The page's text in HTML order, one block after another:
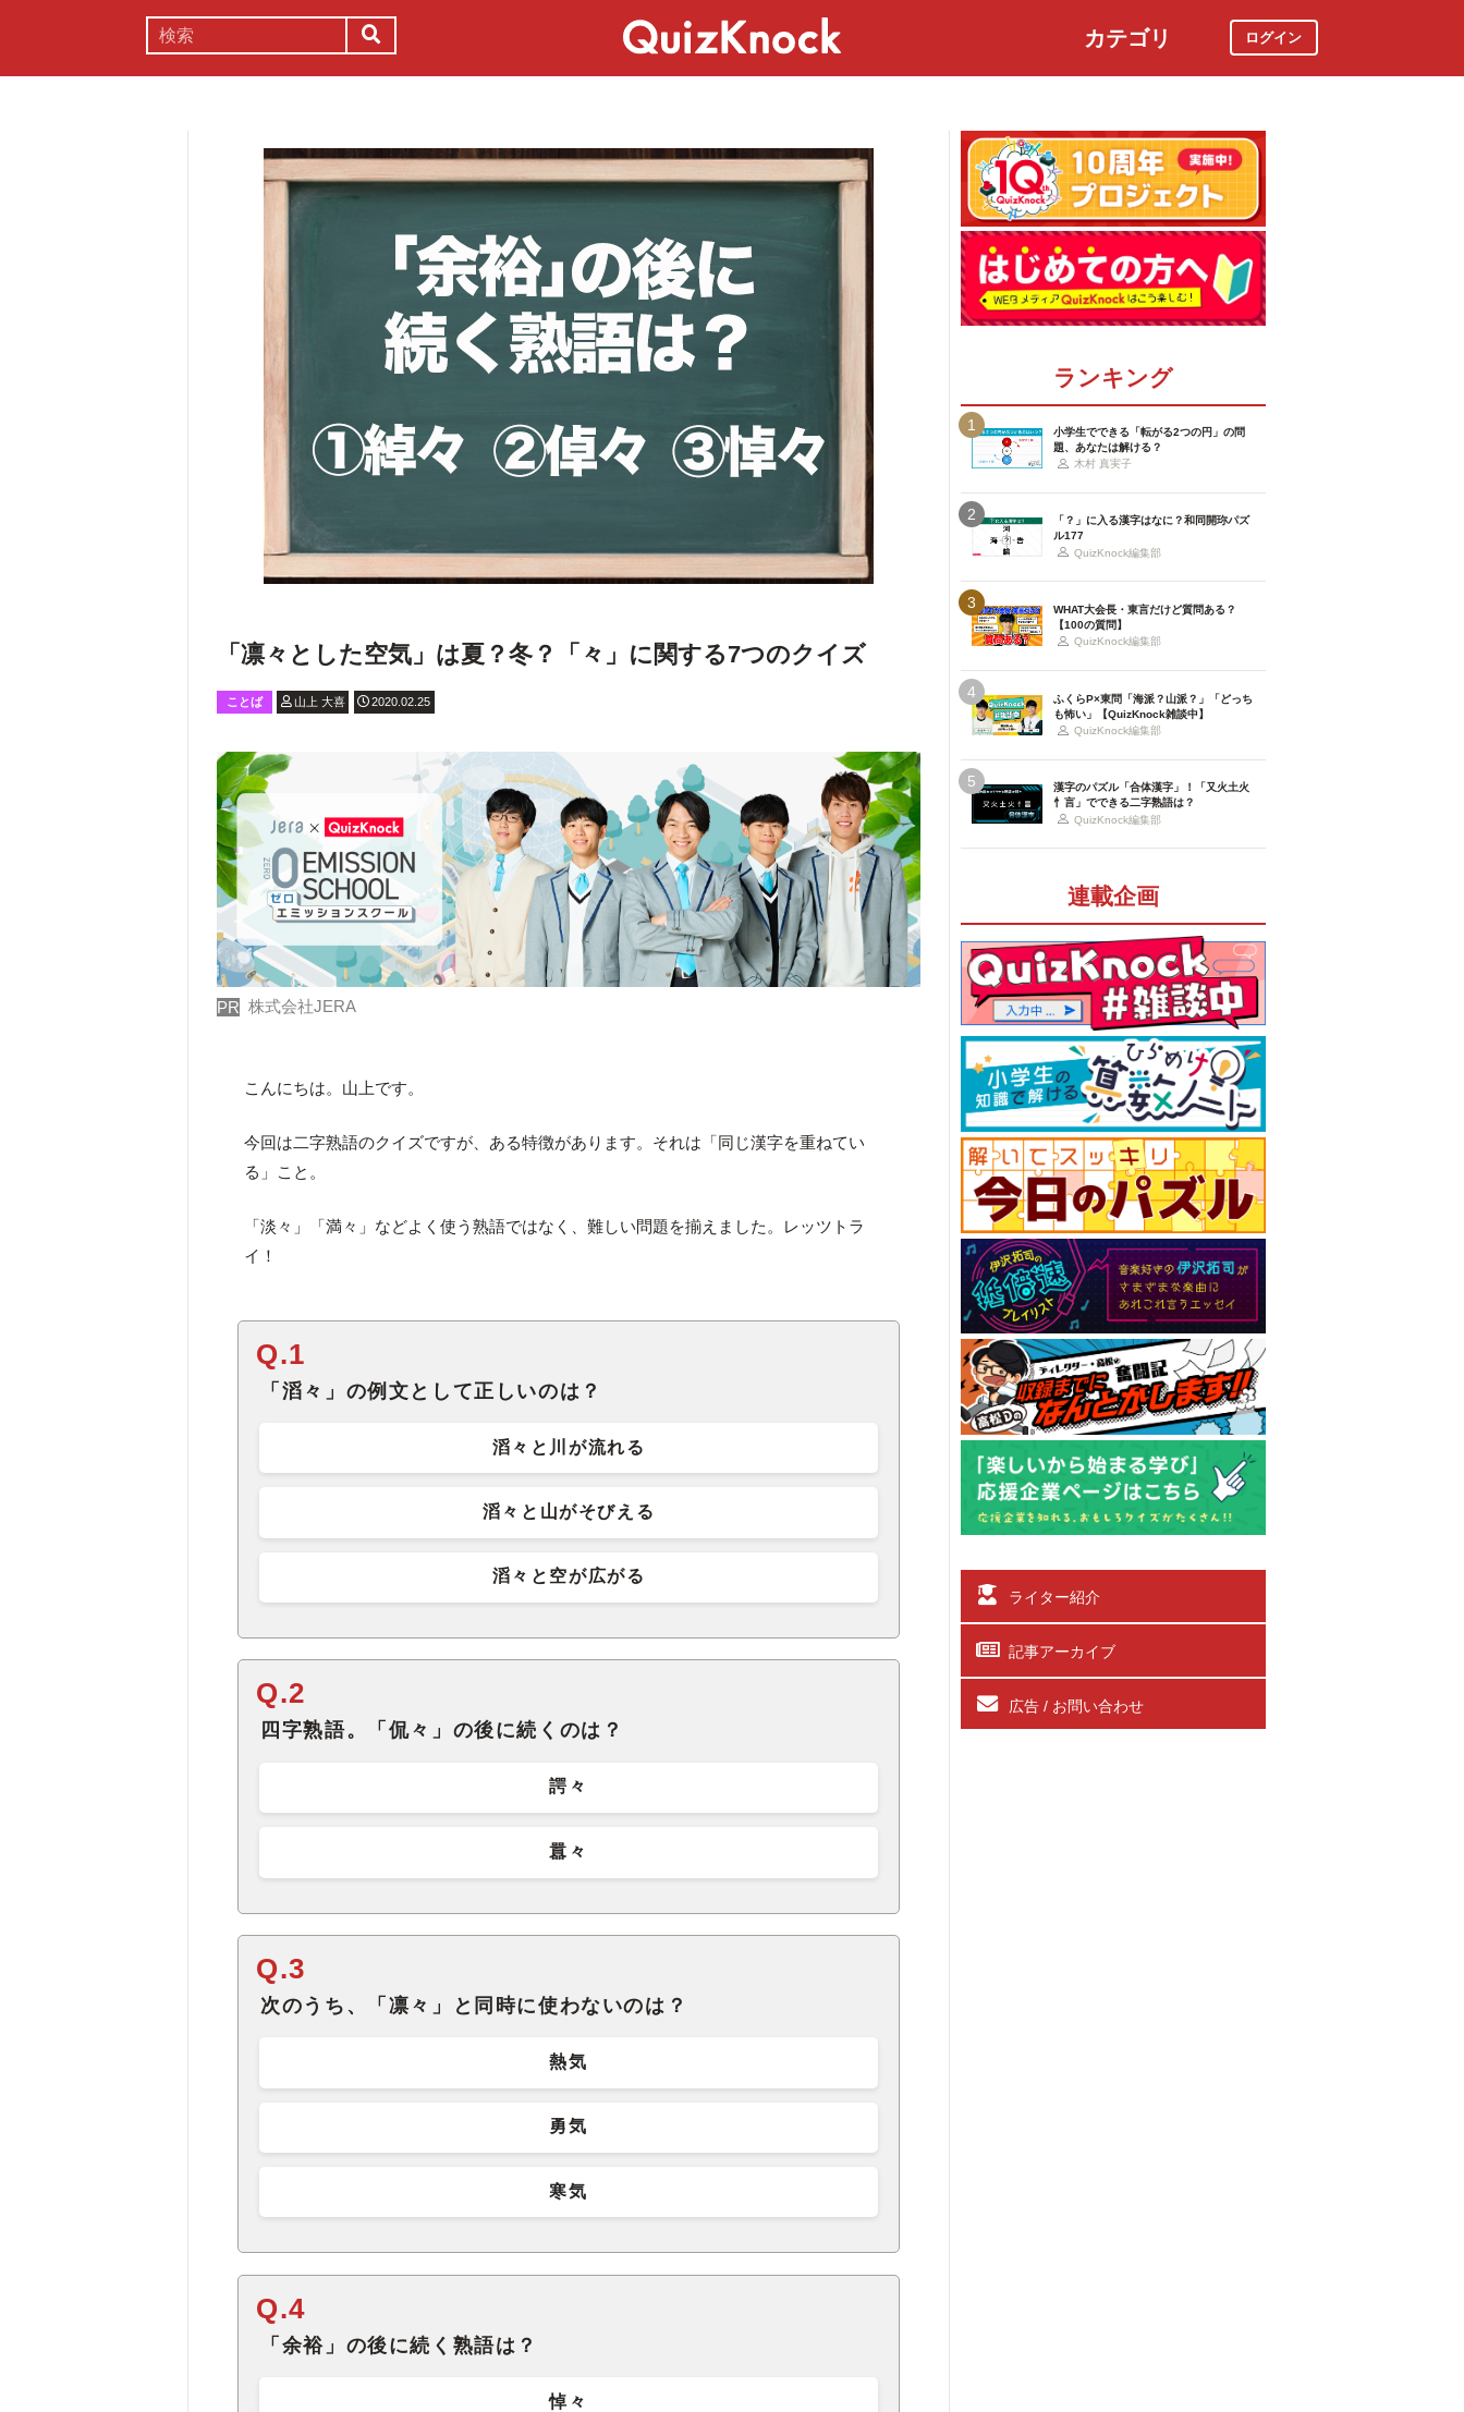
カテゴリ ログイン
「凛々とした空気」は夏？冬？「々」に関する7つのクイズ
ことば 山上 大喜 2020.02.25
PR 株式会社JERA
こんにちは。山上です。
今回は二字熟語のクイズですが、ある特徴があります。それは「同じ漢字を重ねてい
る」こと。
「淡々」「満々」などよく使う熟語ではなく、難しい問題を揃えました。レッツトラ
イ！
Q.1
「滔々」の例文として正しいのは？
滔々と川が流れる
滔々と山がそびえる
滔々と空が広がる
Q.2
四字熟語。「侃々」の後に続くのは？
諤々
囂々
Q.3
次のうち、「凛々」と同時に使わないのは？
熱気
勇気
寒気
Q.4
「余裕」の後に続く熟語は？
悼々
ランキング
1
小学生でできる「転がる2つの円」の問
題、あなたは解ける？
木村 真実子
2
「？」に入る漢字はなに？和同開珎パズ
ル177
QuizKnock編集部
3
WHAT大会長・東言だけど質問ある？
【100の質問】
QuizKnock編集部
4
ふくらP×東問「海派？山派？」「どっち
も怖い」【QuizKnock雑談中】
QuizKnock編集部
5
漢字のパズル「合体漢字」！「又火土火
忄言」でできる二字熟語は？
QuizKnock編集部
連載企画
ライター紹介
記事アーカイブ
広告 / お問い合わせ